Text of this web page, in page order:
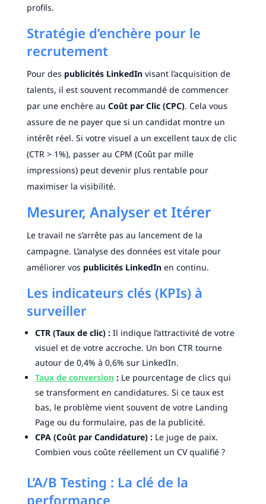
profils.
Stratégie d’enchère pour le
recrutement
Pour des publicités LinkedInvisant l’acquisition de
talents, il est souvent recommandé de commencer
par une enchère au Coût par Clic (CPC). Cela vous
assure de ne payer que si un candidat montre un
intérêt réel. Si votre visuel a un excellent taux de clic
(CTR > 1%), passer au CPM (Coût par mille
impressions) peut devenir plus rentable pour
maximiser la visibilité.
Mesurer, Analyser et Itérer
Le travail ne s’arrête pas au lancement de la
campagne. L’analyse des données est vitale pour
améliorer vos publicités LinkedInen continu.
Les indicateurs clés (KPIs) à
surveiller
CTR (Taux de clic) :Il indique l’attractivité de votre
visuel et de votre accroche. Un bon CTR tourne
autour de 0,4% à 0,6% sur LinkedIn.
Taux de conversion :Le pourcentage de clics qui
se transforment en candidatures. Si ce taux est
bas, le problème vient souvent de votre Landing
Page ou du formulaire, pas de la publicité.
CPA (Coût par Candidature) :Le juge de paix.
Combien vous coûte réellement un CV qualifié ?
L’A/B Testing : La clé de la
performance